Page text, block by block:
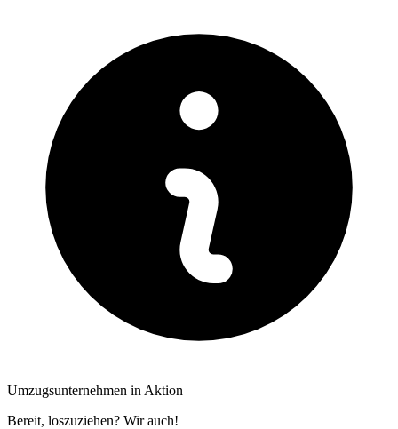
Umzugsunternehmen in Aktion
Bereit, loszuziehen? Wir auch!